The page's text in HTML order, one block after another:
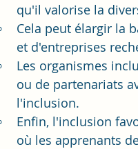
qu'il valorise la
Cela peut élargir la
et d'entreprises
Les organismes
ou de partenariats
l'inclusion.
Enfin, l'inclusion
où les apprenants